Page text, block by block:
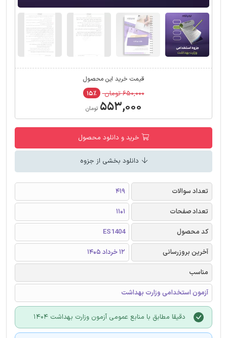
قیمت خرید این محصول
۶۵۰,۰۰۰ تومان ۱۵٪
۵۵۳,۰۰۰ تومان
خرید و دانلود محصول
دانلود بخشی از جزوه
تعداد سوالات
419
تعداد صفحات
1101
کد محصول
ES1404
آخرین بروزرسانی
12 خرداد 1405
مناسب
آزمون استخدامی وزارت بهداشت
دقیقا مطابق با منابع عمومی آزمون وزارت بهداشت 1404